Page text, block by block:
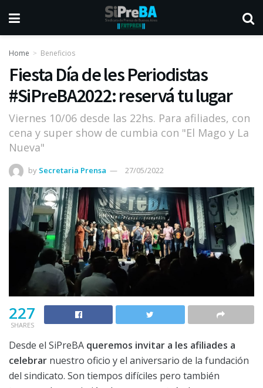
Home Beneficios
Fiesta Día de les Periodistas
#SiPreBA2022: reservá tu lugar
Viernes 10/06 desde las 22hs. Para afiliades, con
cena y super show de cumbia con "El Mago y La
Nueva"
by Secretaria Prensa 27/05/2022
227
SHARES
Desde el SiPreBA queremos invitar a les afiliades a
celebrar nuestro oficio y el aniversario de la fundación
del sindicato. Son tiempos difíciles pero también